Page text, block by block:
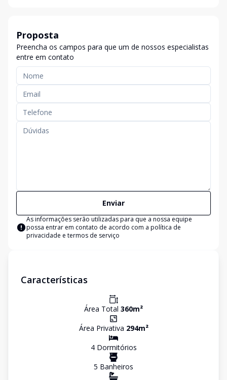
Proposta
Preencha os campos para que um de nossos especialistas
entre em contato
Enviar
As informações serão utilizadas para que a nossa equipe
possa entrar em contato de acordo com a política de
privacidade e termos de serviço
Características
Área Total 360m²
Área Privativa 294m²
4Dormitórios
5 Banheiros